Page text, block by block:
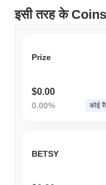
इसी तरह के Coins
Prize
$0.00
0.00% कोई
BETSY